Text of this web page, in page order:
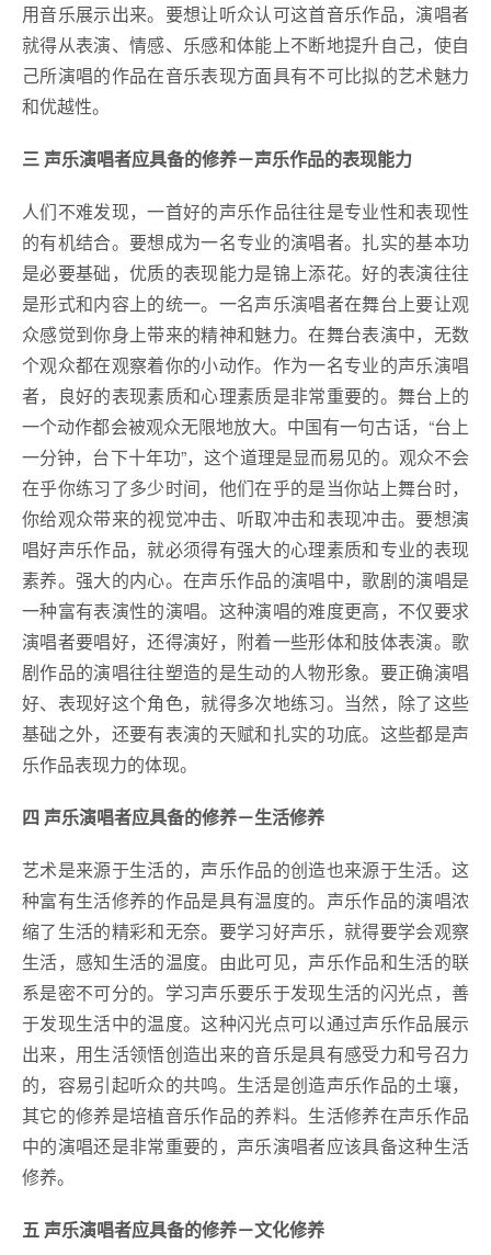
用音乐展示出来。要想让听众认可这首音乐作品，演唱者
就得从表演、情感、乐感和体能上不断地提升自己，使自
己所演唱的作品在音乐表现方面具有不可比拟的艺术魅力
和优越性。
三 声乐演唱者应具备的修养－声乐作品的表现能力
人们不难发现，一首好的声乐作品往往是专业性和表现性
的有机结合。要想成为一名专业的演唱者。扎实的基本功
是必要基础，优质的表现能力是锦上添花。好的表演往往
是形式和内容上的统一。一名声乐演唱者在舞台上要让观
众感觉到你身上带来的精神和魅力。在舞台表演中，无数
个观众都在观察着你的小动作。作为一名专业的声乐演唱
者，良好的表现素质和心理素质是非常重要的。舞台上的
一个动作都会被观众无限地放大。中国有一句古话，“台上
一分钟，台下十年功”，这个道理是显而易见的。观众不会
在乎你练习了多少时间，他们在乎的是当你站上舞台时，
你给观众带来的视觉冲击、听取冲击和表现冲击。要想演
唱好声乐作品，就必须得有强大的心理素质和专业的表现
素养。强大的内心。在声乐作品的演唱中，歌剧的演唱是
一种富有表演性的演唱。这种演唱的难度更高，不仅要求
演唱者要唱好，还得演好，附着一些形体和肢体表演。歌
剧作品的演唱往往塑造的是生动的人物形象。要正确演唱
好、表现好这个角色，就得多次地练习。当然，除了这些
基础之外，还要有表演的天赋和扎实的功底。这些都是声
乐作品表现力的体现。
四 声乐演唱者应具备的修养－生活修养
艺术是来源于生活的，声乐作品的创造也来源于生活。这
种富有生活修养的作品是具有温度的。声乐作品的演唱浓
缩了生活的精彩和无奈。要学习好声乐，就得要学会观察
生活，感知生活的温度。由此可见，声乐作品和生活的联
系是密不可分的。学习声乐要乐于发现生活的闪光点，善
于发现生活中的温度。这种闪光点可以通过声乐作品展示
出来，用生活领悟创造出来的音乐是具有感受力和号召力
的，容易引起听众的共鸣。生活是创造声乐作品的土壤，
其它的修养是培植音乐作品的养料。生活修养在声乐作品
中的演唱还是非常重要的，声乐演唱者应该具备这种生活
修养。
五 声乐演唱者应具备的修养－文化修养